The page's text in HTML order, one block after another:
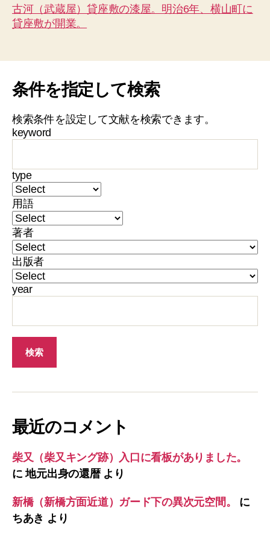
古河（武蔵屋）貸座敷の漆屋。明治6年、横山町に
貸座敷が開業。
条件を指定して検索
検索条件を設定して文献を検索できます。
keyword
type
用語
著者
出版者
year
最近のコメント
柴又（柴又キング跡）入口に看板がありました。
に地元出身の還暦より
新橋（新橋方面近道）ガード下の異次元空間。
に
ちあき より